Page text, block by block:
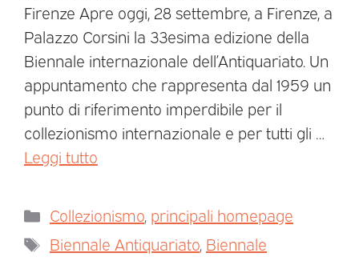
Firenze Apre oggi, 28 settembre, a Firenze, a
Palazzo Corsini la 33esima edizione della
Biennale internazionale dell’Antiquariato. Un
appuntamento che rappresenta dal 1959 un
punto di riferimento imperdibile per il
collezionismo internazionale e per tutti gli …
Leggi tutto
Collezionismo principali homepage
Biennale Antiquariato Biennale